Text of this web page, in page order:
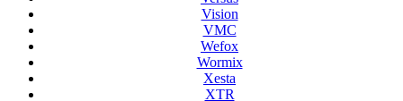
Vision
VMC
Wefox
Wormix
Xesta
XTR